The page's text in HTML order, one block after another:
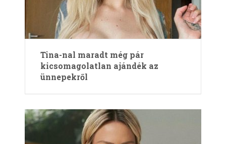
Tina-nal maradt még pár
kicsomagolatlan ajándék az
ünnepekről